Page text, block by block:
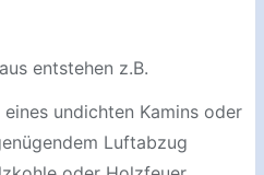
entstehen z.B.
undichten Kamins oder
Luftabzug